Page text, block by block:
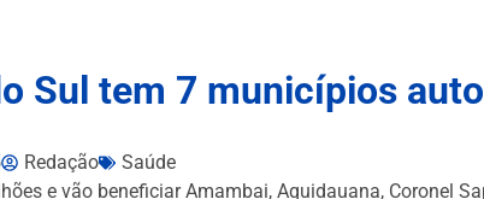
Sul tem 7 municípios
Redação
Saúde
e vão beneficiar Amambai, Aquidauana, Coronel